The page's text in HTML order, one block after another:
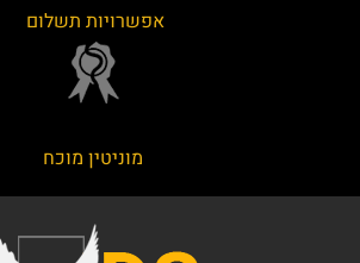
אפשרויות תשלום
מוניטין מוכח